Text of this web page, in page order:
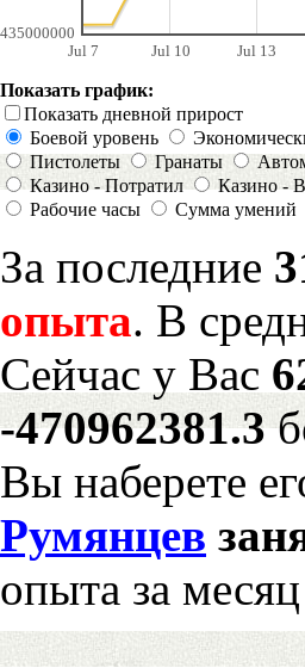
Jul 7 Jul 10 Jul 13
435000000
Показать график:
Показать дневной прирост
Боевой уровень
Пистолеты
Гранаты
Казино - Потратил
Казино -
Рабочие часы
Сумма умений
За последние
опыта. В
Сейчас у Вас
-470962381.3
Вы наберете
Румянцев
опыта за месяц